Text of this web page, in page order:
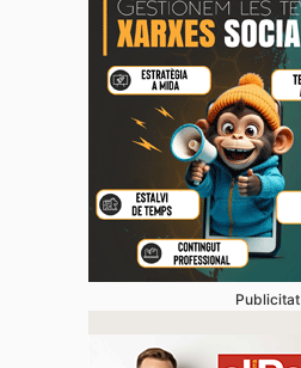
Publicitat